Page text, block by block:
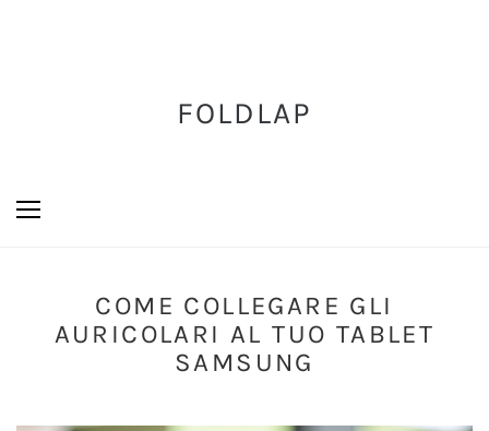
FOLDLAP
COME COLLEGARE GLI
AURICOLARI AL TUO TABLET
SAMSUNG